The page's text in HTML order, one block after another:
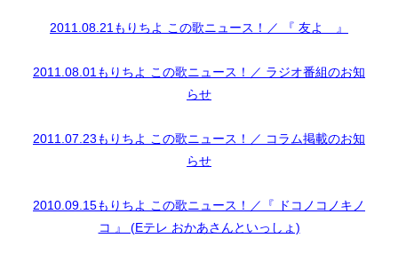
2011.08.21もりちよ この歌ニュース！／ 『 友よ 』
2011.08.01もりちよ この歌ニュース！／ ラジオ番組のお知
らせ
2011.07.23もりちよ この歌ニュース！／ コラム掲載のお知
らせ
2010.09.15もりちよ この歌ニュース！／『 ドコノコノキノ
コ 』 (Eテレ おかあさんといっしょ)